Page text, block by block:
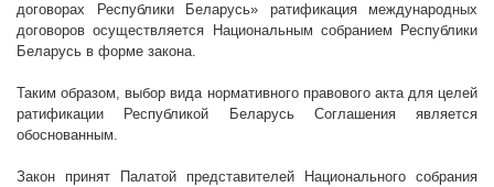
договорах Республики Беларусь» ратификация международных
договоров осуществляется Национальным собранием Республики
Беларусь в форме закона.
Таким образом, выбор вида нормативного правового акта для целей
ратификации Республикой Беларусь Соглашения является
обоснованным.
Закон принят Палатой представителей Национального собрания